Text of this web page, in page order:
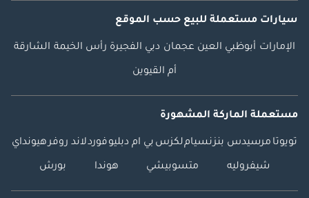
سيارات مستعملة للبيع حسب الموقع
الإمارات أبوظبي العين عجمان دبي الفجيرة رأس الخيمة الشارقة
أم القيوين
مستعملة الماركة المشهورة
تويوتا مرسيدس بنزنسياملكزس بي ام دبليوفوردلاند روفرهيونداي
شيفروليه متسوبيشي هوندا بورش